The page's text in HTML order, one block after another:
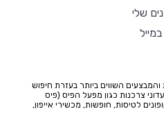
שלי
השווים ביותר בעזרת חיפוש
צרכנות כגון מפעל הפיס (פיס
לטיסות, חופשות, מכשירי אייפון,